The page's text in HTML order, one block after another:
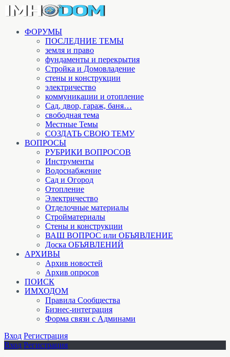
ФОРУМЫ
ПОСЛЕДНИЕ ТЕМЫ
земля и право
фундаменты и перекрытия
Стройка и Домовладение
стены и конструкции
электричество
коммуникации и отопление
Cад, двор, гараж, баня…
свободная тема
Местные Темы
СОЗДАТЬ СВОЮ ТЕМУ
ВОПРОСЫ
РУБРИКИ ВОПРОСОВ
Инструменты
Водоснабжение
Сад и Огород
Отопление
Электричество
Отделочные материалы
Стройматериалы
Стены и конструкции
ВАШ ВОПРОС или ОБЪЯВЛЕНИЕ
Доска ОБЪЯВЛЕНИЙ
АРХИВЫ
Архив новостей
Архив опросов
ПОИСК
ИМХОДОМ
Правила Сообщества
Бизнес-интеграция
Форма связи с Админами
Вход Регистрация
Вход Регистрация